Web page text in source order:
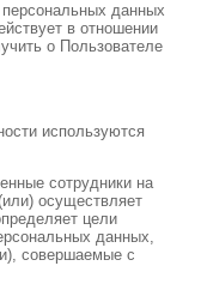
данных
в отношении
о Пользователе
используются
сотрудники на
осуществляет
цели
данных,
совершаемые с